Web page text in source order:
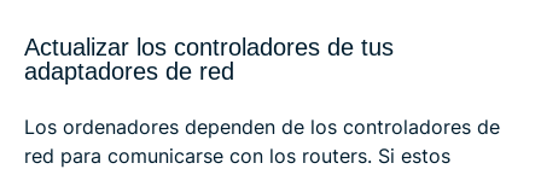
Actualizar los controladores de tus
adaptadores de red
Los ordenadores dependen de los controladores de
red para comunicarse con los routers. Si estos